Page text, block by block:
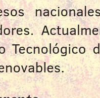
Tecnológico